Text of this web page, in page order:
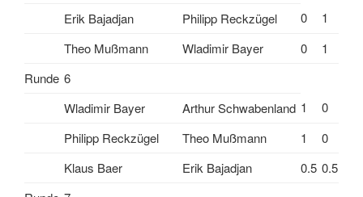
Erik Bajadjan
Philipp Reckzügel 0
1
Theo Mußmann
Wladimir Bayer 0
1
Runde 6
Wladimir Bayer
Arthur Schwabenland 1
0
Philipp Reckzügel
Theo Mußmann 1
0
Klaus Baer
Erik Bajadjan 0.5 0.5